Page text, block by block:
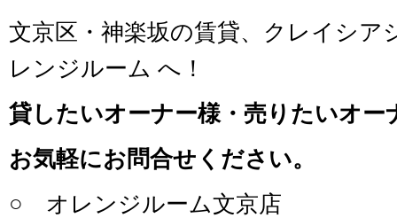
文京区・神楽坂の賃貸、クレイシア
レンジルーム へ！
貸したいオーナー様・売りたいオー
お気軽にお問合せください。
○ オレンジルーム文京店